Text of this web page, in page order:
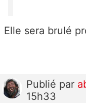
Elle sera brulé
Publié par
15h33